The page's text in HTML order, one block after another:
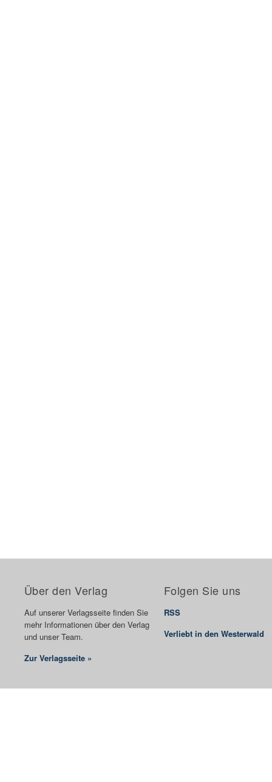
Über den Verlag
Auf unserer Verlagsseite finden Sie
mehr Informationen über den Verlag
und unser Team.
Zur Verlagsseite »
Folgen Sie uns
RSS
Verliebt in den Westerwald